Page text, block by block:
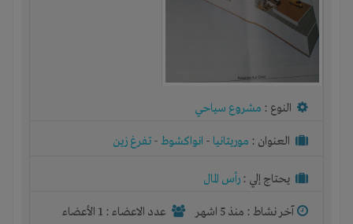
النوع : مشروع سياحي
العنوان : موريتانيا - انواكشوط- تفرغ زين
يحتاج إلي : رأس المال
آخر نشاط : منذ 5 اشهر عدد الاعضاء : 1 الأعضاء